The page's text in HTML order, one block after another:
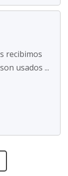
recibimos
usados ...